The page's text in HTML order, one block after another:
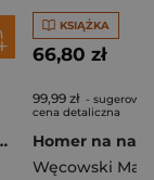
azjatyckie przepisy
KSIĄŻKA
66,80 zł
99,99 zł -
cena detaliczna
Węcowski